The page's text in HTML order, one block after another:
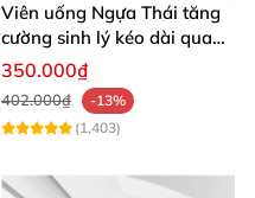
Viên uống Ngựa Thái tăng
cường sinh lý kéo dài quan
hệ
350.000₫
402.000₫
-13%
(1,403)